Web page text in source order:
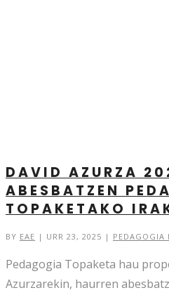
DAVID AZURZA
ABESBATZEN
TOPAKETAKO
BY EAE | URR 23, 2025 | PEDAGOGIA
Pedagogia Topaketa hau
Azurzarekin, haurren